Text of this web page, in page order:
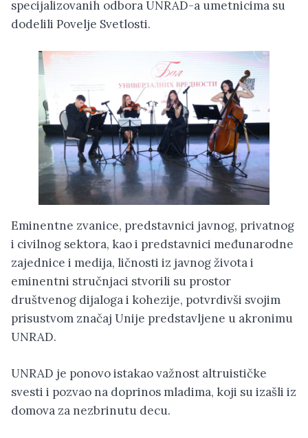
specijalizovanih odbora UNRAD-a umetnicima su
dodelili Povelje Svetlosti.
Eminentne zvanice, predstavnici javnog, privatnog
i civilnog sektora, kao i predstavnici međunarodne
zajednice i medija, ličnosti iz javnog života i
eminentni stručnjaci stvorili su prostor
društvenog dijaloga i kohezije, potvrdivši svojim
prisustvom značaj Unije predstavljene u akronimu
UNRAD.
UNRAD je ponovo istakao važnost altruističke
svesti i pozvao na doprinos mladima, koji su izašli iz
domova za nezbrinutu decu.